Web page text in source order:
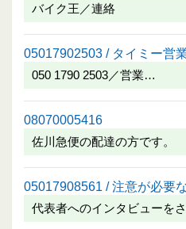
バイク王／連絡
05017902503 / タイミー営
050 1790 2503／営業…
08070005416
佐川急便の配達の方です。
05017908561 / 注意が必要
代表者へのインタビューをさ